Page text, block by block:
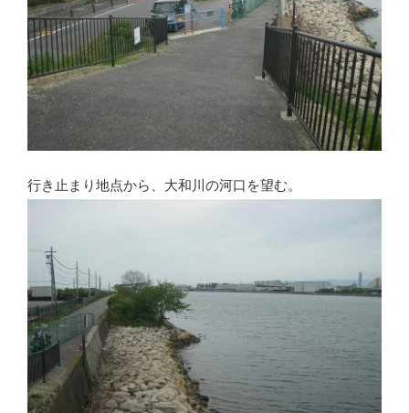
行き止まり地点から、大和川の河口を望む。